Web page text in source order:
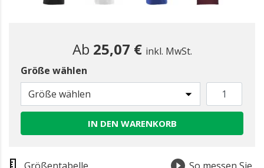
gewählt
Ab 25,07 € inkl. MwSt.
Größe wählen
Größe wählen
IN DEN WARENKORB